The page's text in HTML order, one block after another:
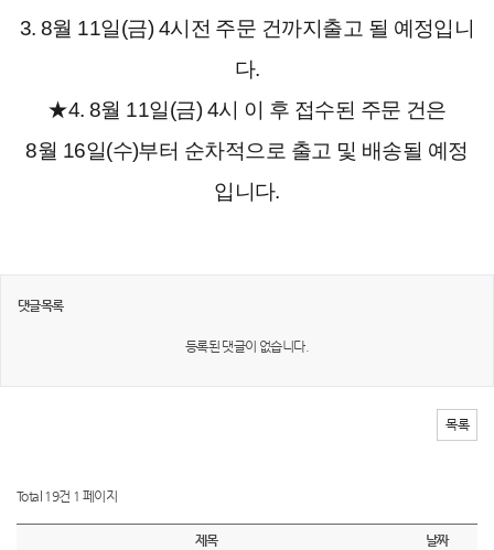
3. 8월 11일(금)4시전 주문 건까지출고 될 예정입니
다.
★4. 8월 11일(금) 4시 이 후 접수된 주문 건은
8월 16일(수)부터 순차적으로 출고 및 배송될 예정
입니다.
댓글목록
등록된 댓글이 없습니다.
목록
Total 19건 1 페이지
제목 날짜